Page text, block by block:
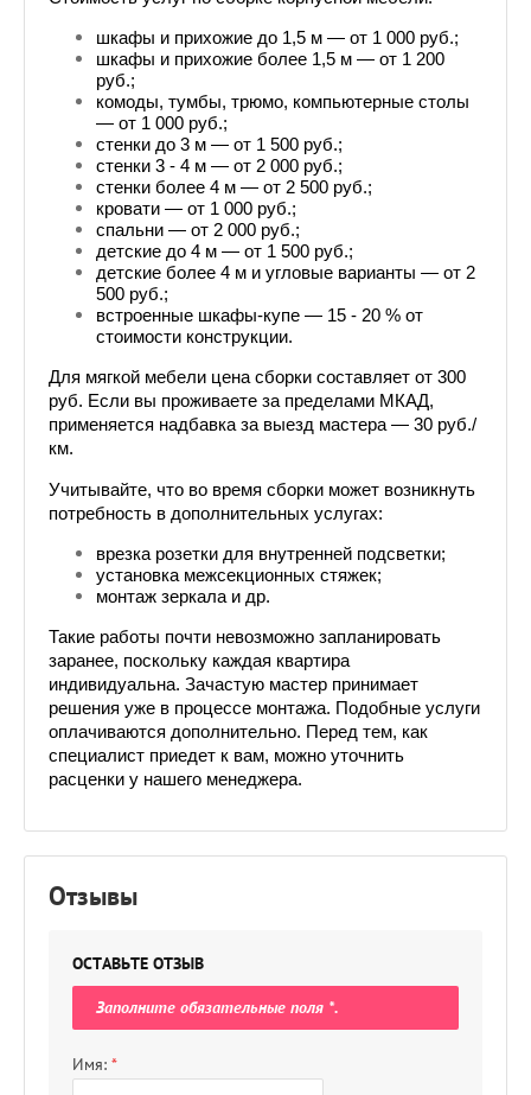
шкафы и прихожие до 1,5 м — от 1 000 руб.;
шкафы и прихожие более 1,5 м — от 1 200
руб.;
комоды, тумбы, трюмо, компьютерные столы
— от 1 000 руб.;
стенки до 3 м — от 1 500 руб.;
стенки 3 - 4 м — от 2 000 руб.;
стенки более 4 м — от 2 500 руб.;
кровати — от 1 000 руб.;
спальни — от 2 000 руб.;
детские до 4 м — от 1 500 руб.;
детские более 4 м и угловые варианты — от 2
500 руб.;
встроенные шкафы-купе — 15 - 20 % от
стоимости конструкции.
Для мягкой мебели цена сборки составляет от 300
руб. Если вы проживаете за пределами МКАД,
применяется надбавка за выезд мастера — 30 руб./
км.
Учитывайте, что во время сборки может возникнуть
потребность в дополнительных услугах:
врезка розетки для внутренней подсветки;
установка межсекционных стяжек;
монтаж зеркала и др.
Такие работы почти невозможно запланировать
заранее, поскольку каждая квартира
индивидуальна. Зачастую мастер принимает
решения уже в процессе монтажа. Подобные услуги
оплачиваются дополнительно. Перед тем, как
специалист приедет к вам, можно уточнить
расценки у нашего менеджера.
Отзывы
ОСТАВЬТЕ ОТЗЫВ
Заполните обязательные поля *.
Имя: *